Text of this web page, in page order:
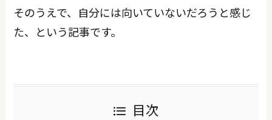
そのうえで、自分には向いていないだろうと感じ
た、という記事です。
目次